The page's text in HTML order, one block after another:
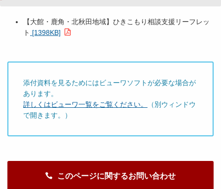
【大館・鹿角・北秋田地域】ひきこもり相談支援リーフレッ
ト [1398KB]
添付資料を見るためにはビューワソフトが必要な場合が
あります。
詳しくはビューワ一覧をご覧ください。
（別ウィンドウ
で開きます。）
このページに関するお問い合わせ